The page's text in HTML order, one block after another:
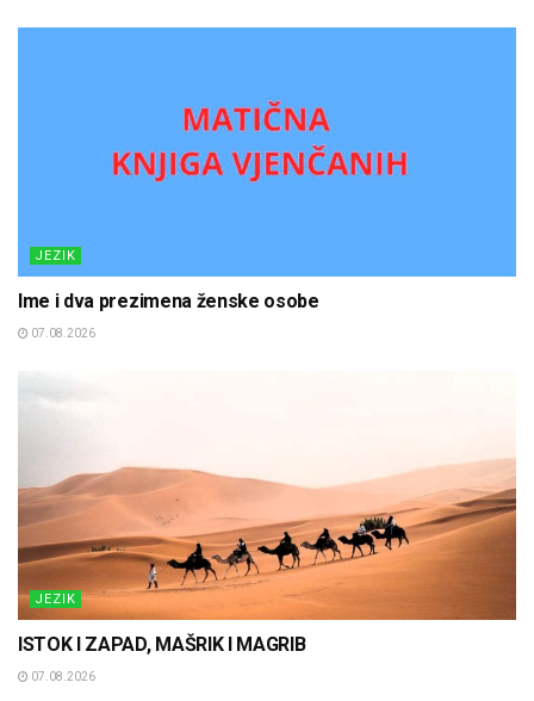
JEZIK
Ime i dva prezimena ženske osobe
07.08.2026
JEZIK
ISTOK I ZAPAD, MAŠRIK I MAGRIB
07.08.2026